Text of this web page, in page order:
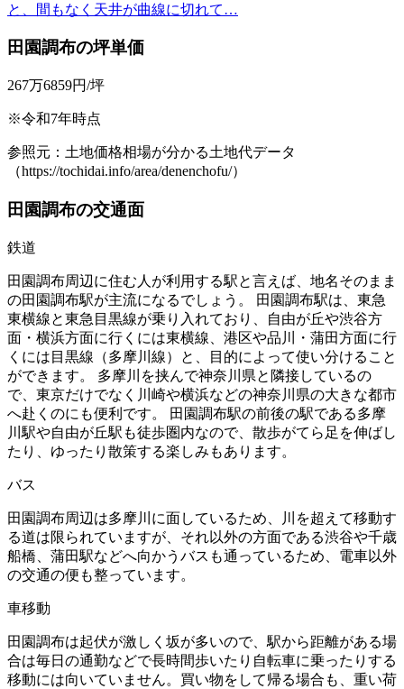
と、間もなく天井が曲線に切れて…
田園調布の坪単価
267万6859円/坪
※令和7年時点
参照元：土地価格相場が分かる土地代データ
（https://tochidai.info/area/denenchofu/）
田園調布の交通面
鉄道
田園調布周辺に住む人が利用する駅と言えば、地名そのまま
の田園調布駅が主流になるでしょう。 田園調布駅は、東急
東横線と東急目黒線が乗り入れており、自由が丘や渋谷方
面・横浜方面に行くには東横線、港区や品川・蒲田方面に行
くには目黒線（多摩川線）と、目的によって使い分けること
ができます。 多摩川を挟んで神奈川県と隣接しているの
で、東京だけでなく川崎や横浜などの神奈川県の大きな都市
へ赴くのにも便利です。 田園調布駅の前後の駅である多摩
川駅や自由が丘駅も徒歩圏内なので、散歩がてら足を伸ばし
たり、ゆったり散策する楽しみもあります。
バス
田園調布周辺は多摩川に面しているため、川を超えて移動す
る道は限られていますが、それ以外の方面である渋谷や千歳
船橋、蒲田駅などへ向かうバスも通っているため、電車以外
の交通の便も整っています。
車移動
田園調布は起伏が激しく坂が多いので、駅から距離がある場
合は毎日の通勤などで長時間歩いたり自転車に乗ったりする
移動には向いていません。買い物をして帰る場合も、重い荷